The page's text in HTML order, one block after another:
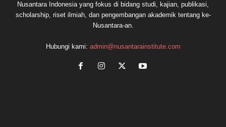
Nusantara Indonesia yang fokus di bidang studi, kajian, publikasi,
scholarship, riset ilmiah, dan pengembangan akademik tentang ke-
Nusantara-an.
Hubungi kami: admin@nusantarainstitute.com